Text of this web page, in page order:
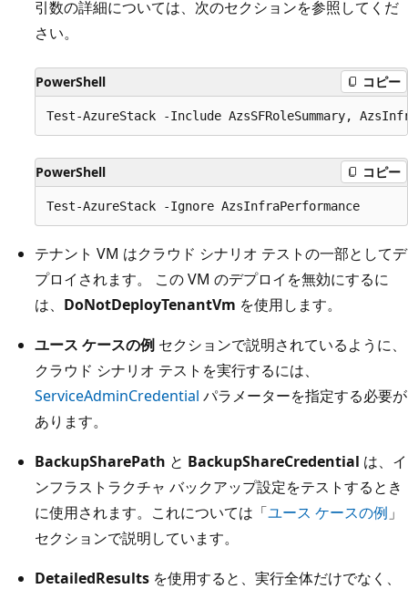
引数の詳細については、次のセクションを参照してくだ
さい。
PowerShell コピー
PowerShell コピー
テナント VM はクラウド シナリオ テストの一部としてデ
プロイされます。 この VM のデプロイを無効にするに
は、 DoNotDeployTenantVm を使用します。
ユース ケースの例 セクションで説明されているように、
クラウド シナリオ テストを実行するには、
ServiceAdminCredential パラメーターを指定する必要が
あります。
BackupSharePath と BackupShareCredential は、イ
ンフラストラクチャ バックアップ設定をテストするとき
に使用されます。これについては「ユース ケースの例 」
セクションで説明しています。
DetailedResults を使用すると、実行全体だけでなく、